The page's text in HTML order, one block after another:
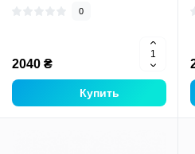
0
2040 ₴
Купить